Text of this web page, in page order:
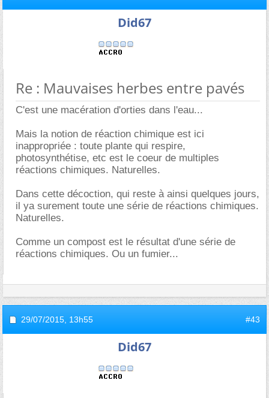
Did67
Re : Mauvaises herbes entre pavés
C'est une macération d'orties dans l'eau...
Mais la notion de réaction chimique est ici
inappropriée : toute plante qui respire,
photosynthétise, etc est le coeur de multiples
réactions chimiques. Naturelles.
Dans cette décoction, qui reste à ainsi quelques jours,
il ya surement toute une série de réactions chimiques.
Naturelles.
Comme un compost est le résultat d'une série de
réactions chimiques. Ou un fumier...
29/07/2015, 13h55 #43
Did67